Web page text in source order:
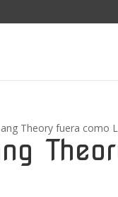
Theory fuera como